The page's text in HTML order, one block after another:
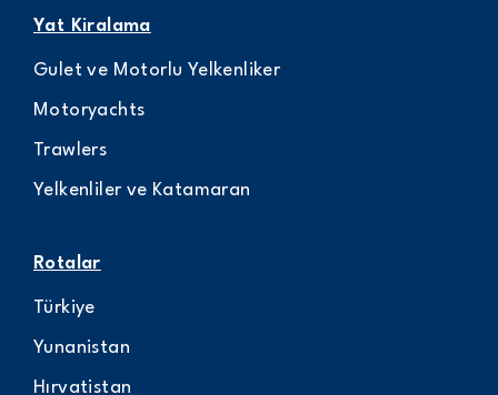
Yat Kiralama
Gulet ve Motorlu Yelkenliker
Motoryachts
Trawlers
Yelkenliler ve Katamaran
Rotalar
Türkiye
Yunanistan
Hırvatistan